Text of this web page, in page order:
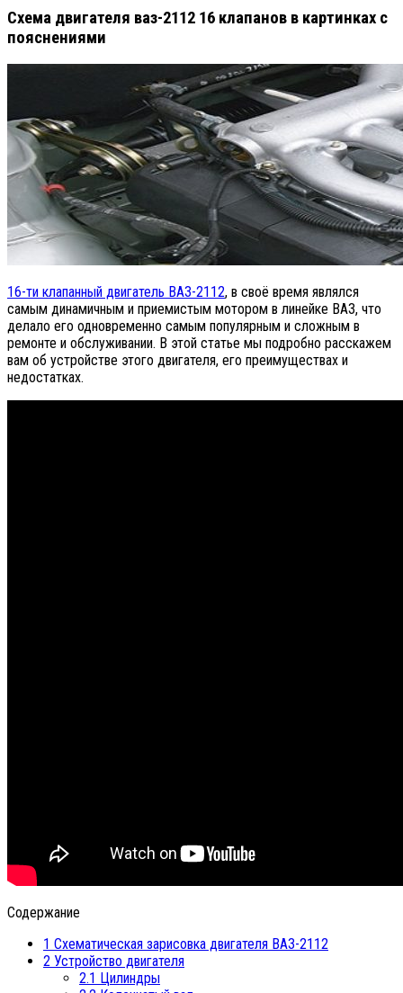
Схема двигателя ваз-2112 16 клапанов в картинках с
пояснениями
16-ти клапанный двигатель ВАЗ-2112, в своё время являлся
самым динамичным и приемистым мотором в линейке ВАЗ, что
делало его одновременно самым популярным и сложным в
ремонте и обслуживании. В этой статье мы подробно расскажем
вам об устройстве этого двигателя, его преимуществах и
недостатках.
Содержание
1 Схематическая зарисовка двигателя ВАЗ-2112
2 Устройство двигателя
2.1 Цилиндры